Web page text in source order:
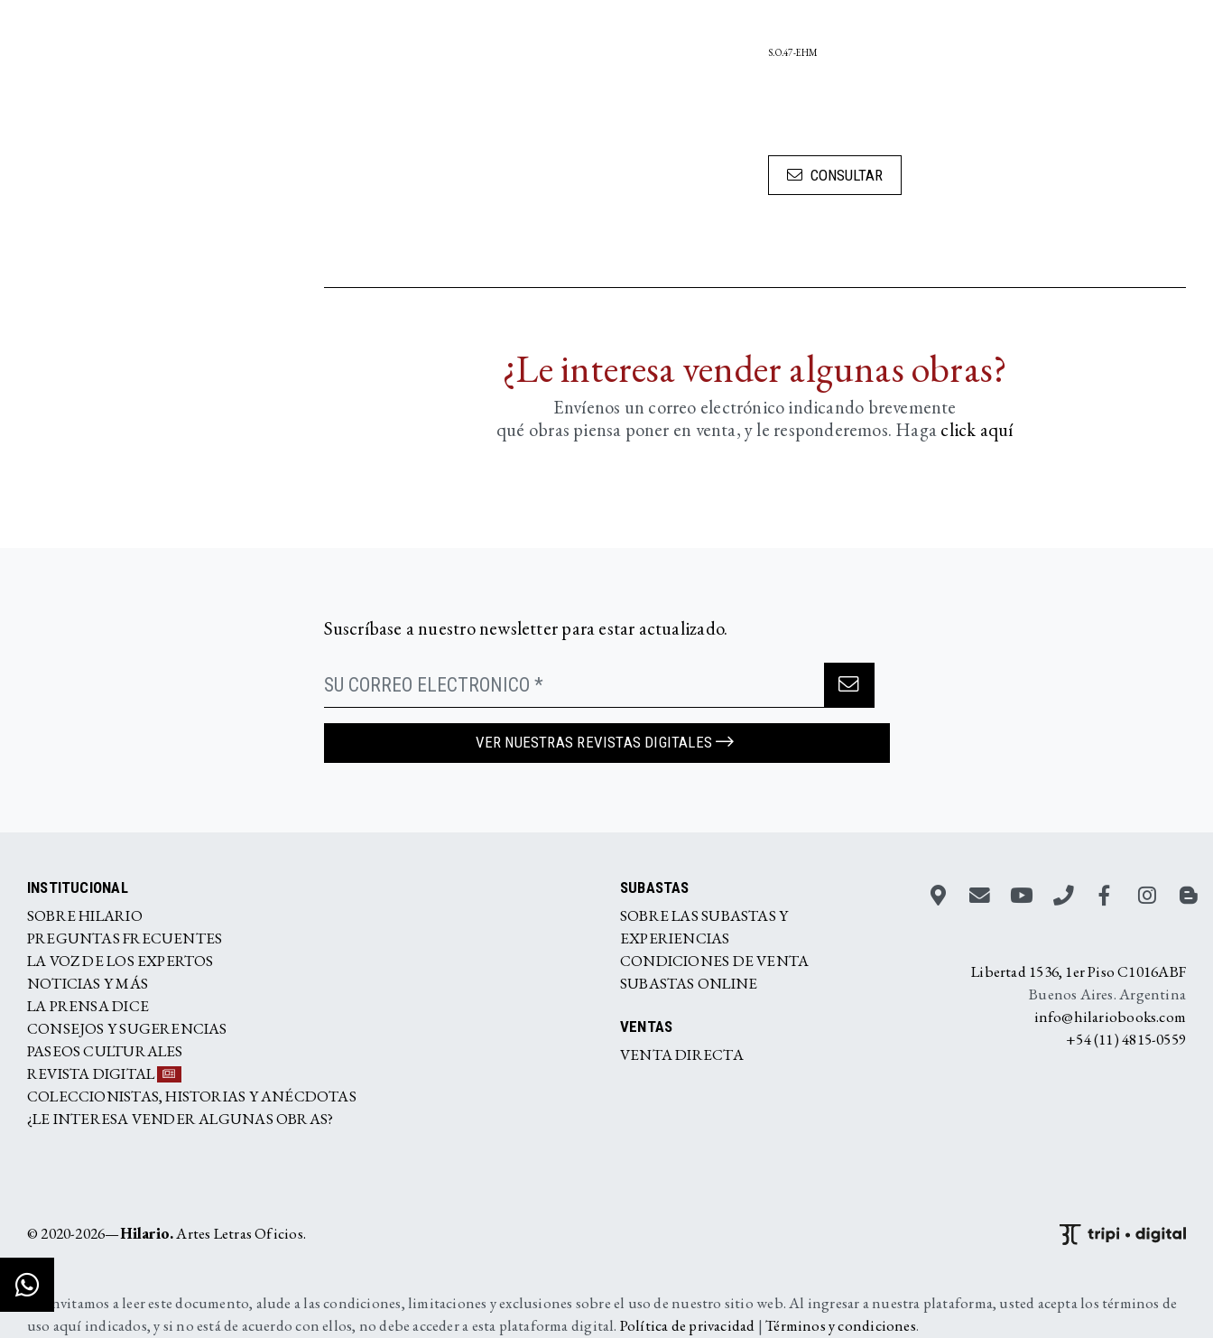
S.O.47-EHM
CONSULTAR
¿Le interesa vender algunas obras?
Envíenos un correo electrónico indicando brevemente
qué obras piensa poner en venta, y le responderemos. Hagaclick aquí­
Suscríbase a nuestro newsletter para estar actualizado.
VER NUESTRAS REVISTAS DIGITALES
INSTITUCIONAL
SOBRE HILARIO
PREGUNTAS FRECUENTES
LA VOZ DE LOS EXPERTOS
NOTICIAS Y MÁS
LA PRENSA DICE
CONSEJOS Y SUGERENCIAS
PASEOS CULTURALES
REVISTA DIGITAL
COLECCIONISTAS, HISTORIAS Y ANÉCDOTAS
¿LE INTERESA VENDER ALGUNAS OBRAS?
SUBASTAS
SOBRE LAS SUBASTAS Y
EXPERIENCIAS
CONDICIONES DE VENTA
SUBASTAS ONLINE
VENTAS
VENTA DIRECTA
Libertad 1536, 1er Piso C1016ABF
Buenos Aires. Argentina
info@hilariobooks.com
+54 (11) 4815-0559
© 2020-2026—Hilario.Artes Letras Oficios.
Lo invitamos a leer este documento, alude a las condiciones, limitaciones y exclusiones sobre el uso de nuestro sitio web. Al ingresar a nuestra plataforma, usted acepta los términos de
uso aquí indicados, y si no está de acuerdo con ellos, no debe acceder a esta plataforma digital. Política de privacidad |Términos y condiciones.